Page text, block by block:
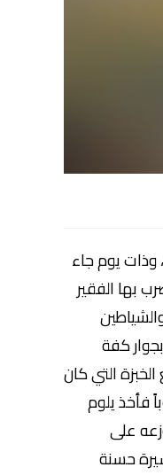
وذات يوم جاء
بها الفقير
كفة
التي كان
فأخذ يلوم
على
حسنة